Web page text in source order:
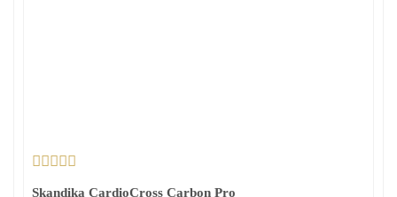
Skandika CardioCross Carbon Pro